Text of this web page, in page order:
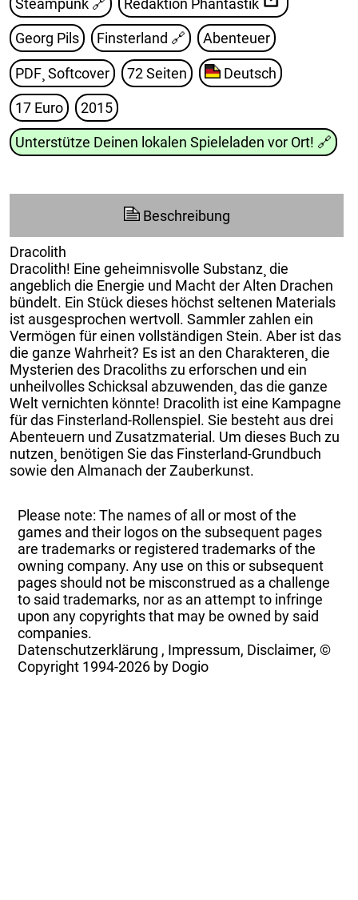
Georg Pils Finsterland 🔗 Abenteuer
PDF¸ Softcover 72 Seiten Deutsch
17 Euro 2015
Unterstütze Deinen lokalen Spieleladen vor Ort! 🔗
Beschreibung
Dracolith
Dracolith! Eine geheimnisvolle Substanz¸ die
angeblich die Energie und Macht der Alten Drachen
bündelt. Ein Stück dieses höchst seltenen Materials
ist ausgesprochen wertvoll. Sammler zahlen ein
Vermögen für einen vollständigen Stein. Aber ist das
die ganze Wahrheit? Es ist an den Charakteren¸ die
Mysterien des Dracoliths zu erforschen und ein
unheilvolles Schicksal abzuwenden¸ das die ganze
Welt vernichten könnte! Dracolith ist eine Kampagne
für das Finsterland-Rollenspiel. Sie besteht aus drei
Abenteuern und Zusatzmaterial. Um dieses Buch zu
nutzen¸ benötigen Sie das Finsterland-Grundbuch
sowie den Almanach der Zauberkunst.
Please note: The names of all or most of the
games and their logos on the subsequent pages
are trademarks or registered trademarks of the
owning company. Any use on this or subsequent
pages should not be misconstrued as a challenge
to said trademarks, nor as an attempt to infringe
upon any copyrights that may be owned by said
companies.
Datenschutzerklärung , Impressum, Disclaimer, ©
Copyright 1994-2026 by Dogio